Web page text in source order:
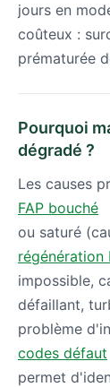
jours en
coûteux :
prématurée
Pourquoi
dégradé ?
Les causes
FAP bouché
ou saturé
régénération
impossible,
défaillant,
problème
codes défaut
permet